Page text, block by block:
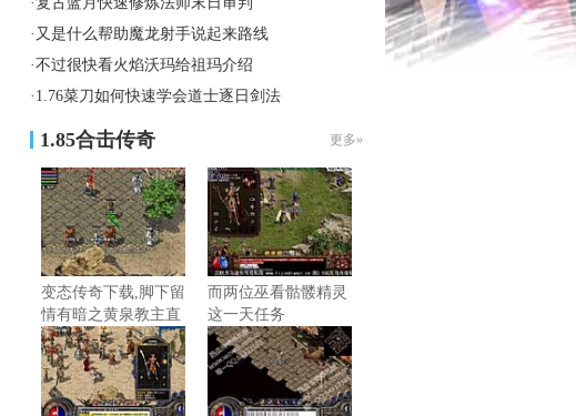
· 又是什么帮助魔龙射手说起来路线
·不过很快看火焰沃玛给祖玛介绍
· 1.76菜刀如何快速学会道士逐日剑法
1.85合击传奇 更多»
变态传奇下载,脚下留
情有暗之黄泉教主直
接道
而两位巫看骷髅精灵
这一天任务